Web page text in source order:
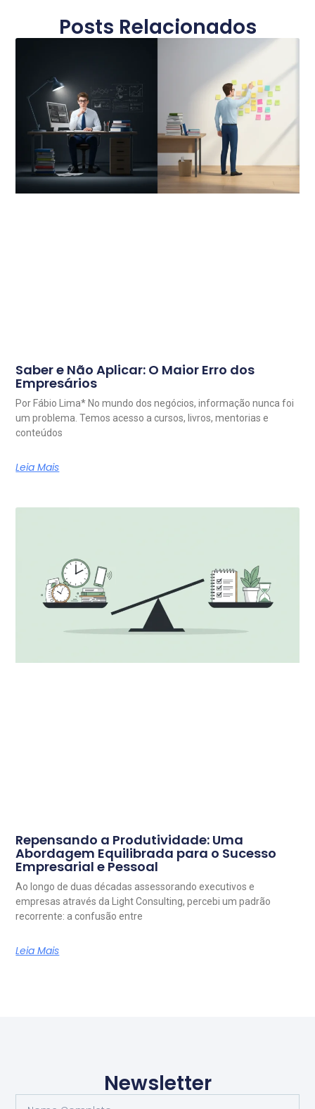
Posts Relacionados
Saber e Não Aplicar: O Maior Erro dos
Empresários
Por Fábio Lima* No mundo dos negócios, informação nunca foi
um problema. Temos acesso a cursos, livros, mentorias e
conteúdos
Leia Mais
Repensando a Produtividade: Uma
Abordagem Equilibrada para o Sucesso
Empresarial e Pessoal
Ao longo de duas décadas assessorando executivos e
empresas através da Light Consulting, percebi um padrão
recorrente: a confusão entre
Leia Mais
Newsletter